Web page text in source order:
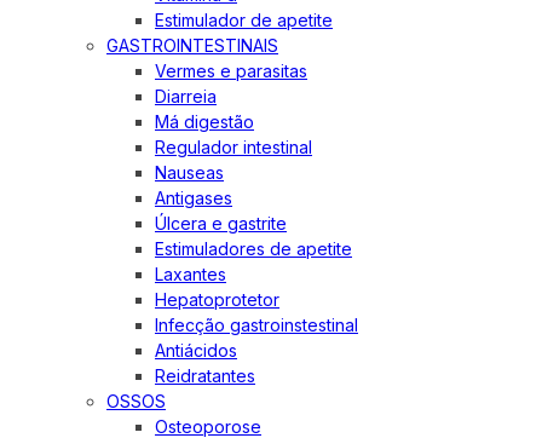
Estimulador de apetite
GASTROINTESTINAIS
Vermes e parasitas
Diarreia
Má digestão
Regulador intestinal
Nauseas
Antigases
Úlcera e gastrite
Estimuladores de apetite
Laxantes
Hepatoprotetor
Infecção gastroinstestinal
Antiácidos
Reidratantes
OSSOS
Osteoporose